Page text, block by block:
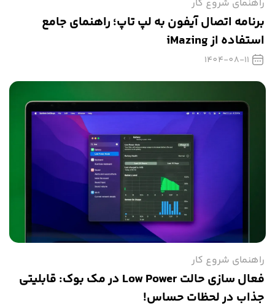
راهنمای شروع کار
برنامه اتصال آیفون به لپ تاپ؛ راهنمای جامع
استفاده از iMazing
1404-08-11
راهنمای شروع کار
فعال سازی حالت Low Power در مک بوک: قابلیتی
جذاب در لحظات حساس!